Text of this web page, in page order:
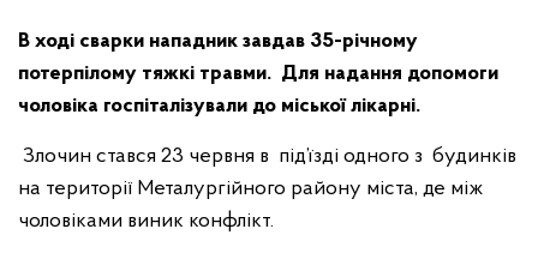
В ході сварки нападник завдав 35-річному
потерпілому тяжкі травми. Для надання допомоги
чоловіка госпіталізували до міської лікарні.
Злочин стався 23 червня в під’їзді одного з будинків
на території Металургійного району міста, де між
чоловіками виник конфлікт.